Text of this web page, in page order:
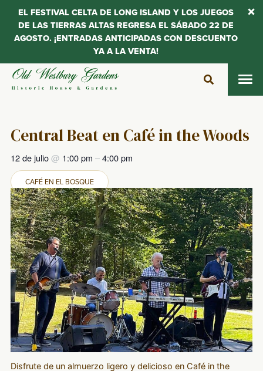
Saltar
Central Beat en Café in the Woods
12 de julio@ 1:00 pm –4:00 pm
CAFÉ EN EL BOSQUE
Disfrute de un almuerzo ligero y delicioso en Café in the
EL FESTIVAL CELTA DE LONG ISLAND Y LOS JUEGOS
DE LAS TIERRAS ALTAS REGRESA EL SÁBADO 22 DE
AGOSTO. ¡ENTRADAS ANTICIPADAS CON DESCUENTO
YA A LA VENTA!